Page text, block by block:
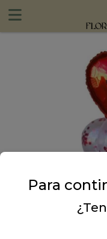
Para